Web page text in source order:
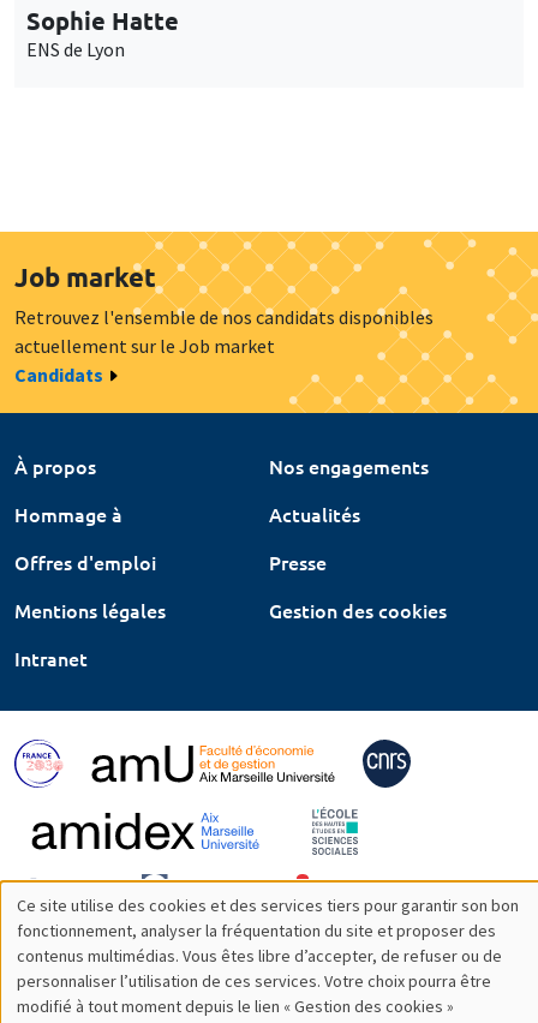
Sophie Hatte
ENS de Lyon
Job market
Retrouvez l'ensemble de nos candidats disponibles
actuellement sur le Job market
Candidats
À propos
Nos engagements
Hommage à
Actualités
Offres d'emploi
Presse
Mentions légales
Gestion des cookies
Intranet
Utilisation
des
Ce site utilise des cookies et des services tiers pour garantir son bon
fonctionnement, analyser la fréquentation du site et proposer des
contenus multimédias. Vous êtes libre d’accepter, de refuser ou de
personnaliser l’utilisation de ces services. Votre choix pourra être
modifié à tout moment depuis le lien « Gestion des cookies »